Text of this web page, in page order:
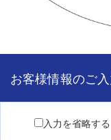
お客様情報のご
入力を省略す